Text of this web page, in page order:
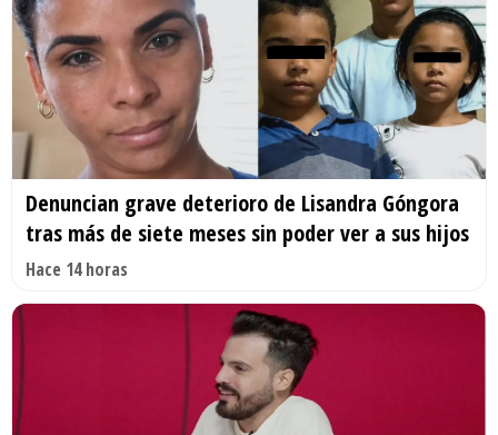
Denuncian grave deterioro de Lisandra Góngora
tras más de siete meses sin poder ver a sus hijos
Hace 14 horas